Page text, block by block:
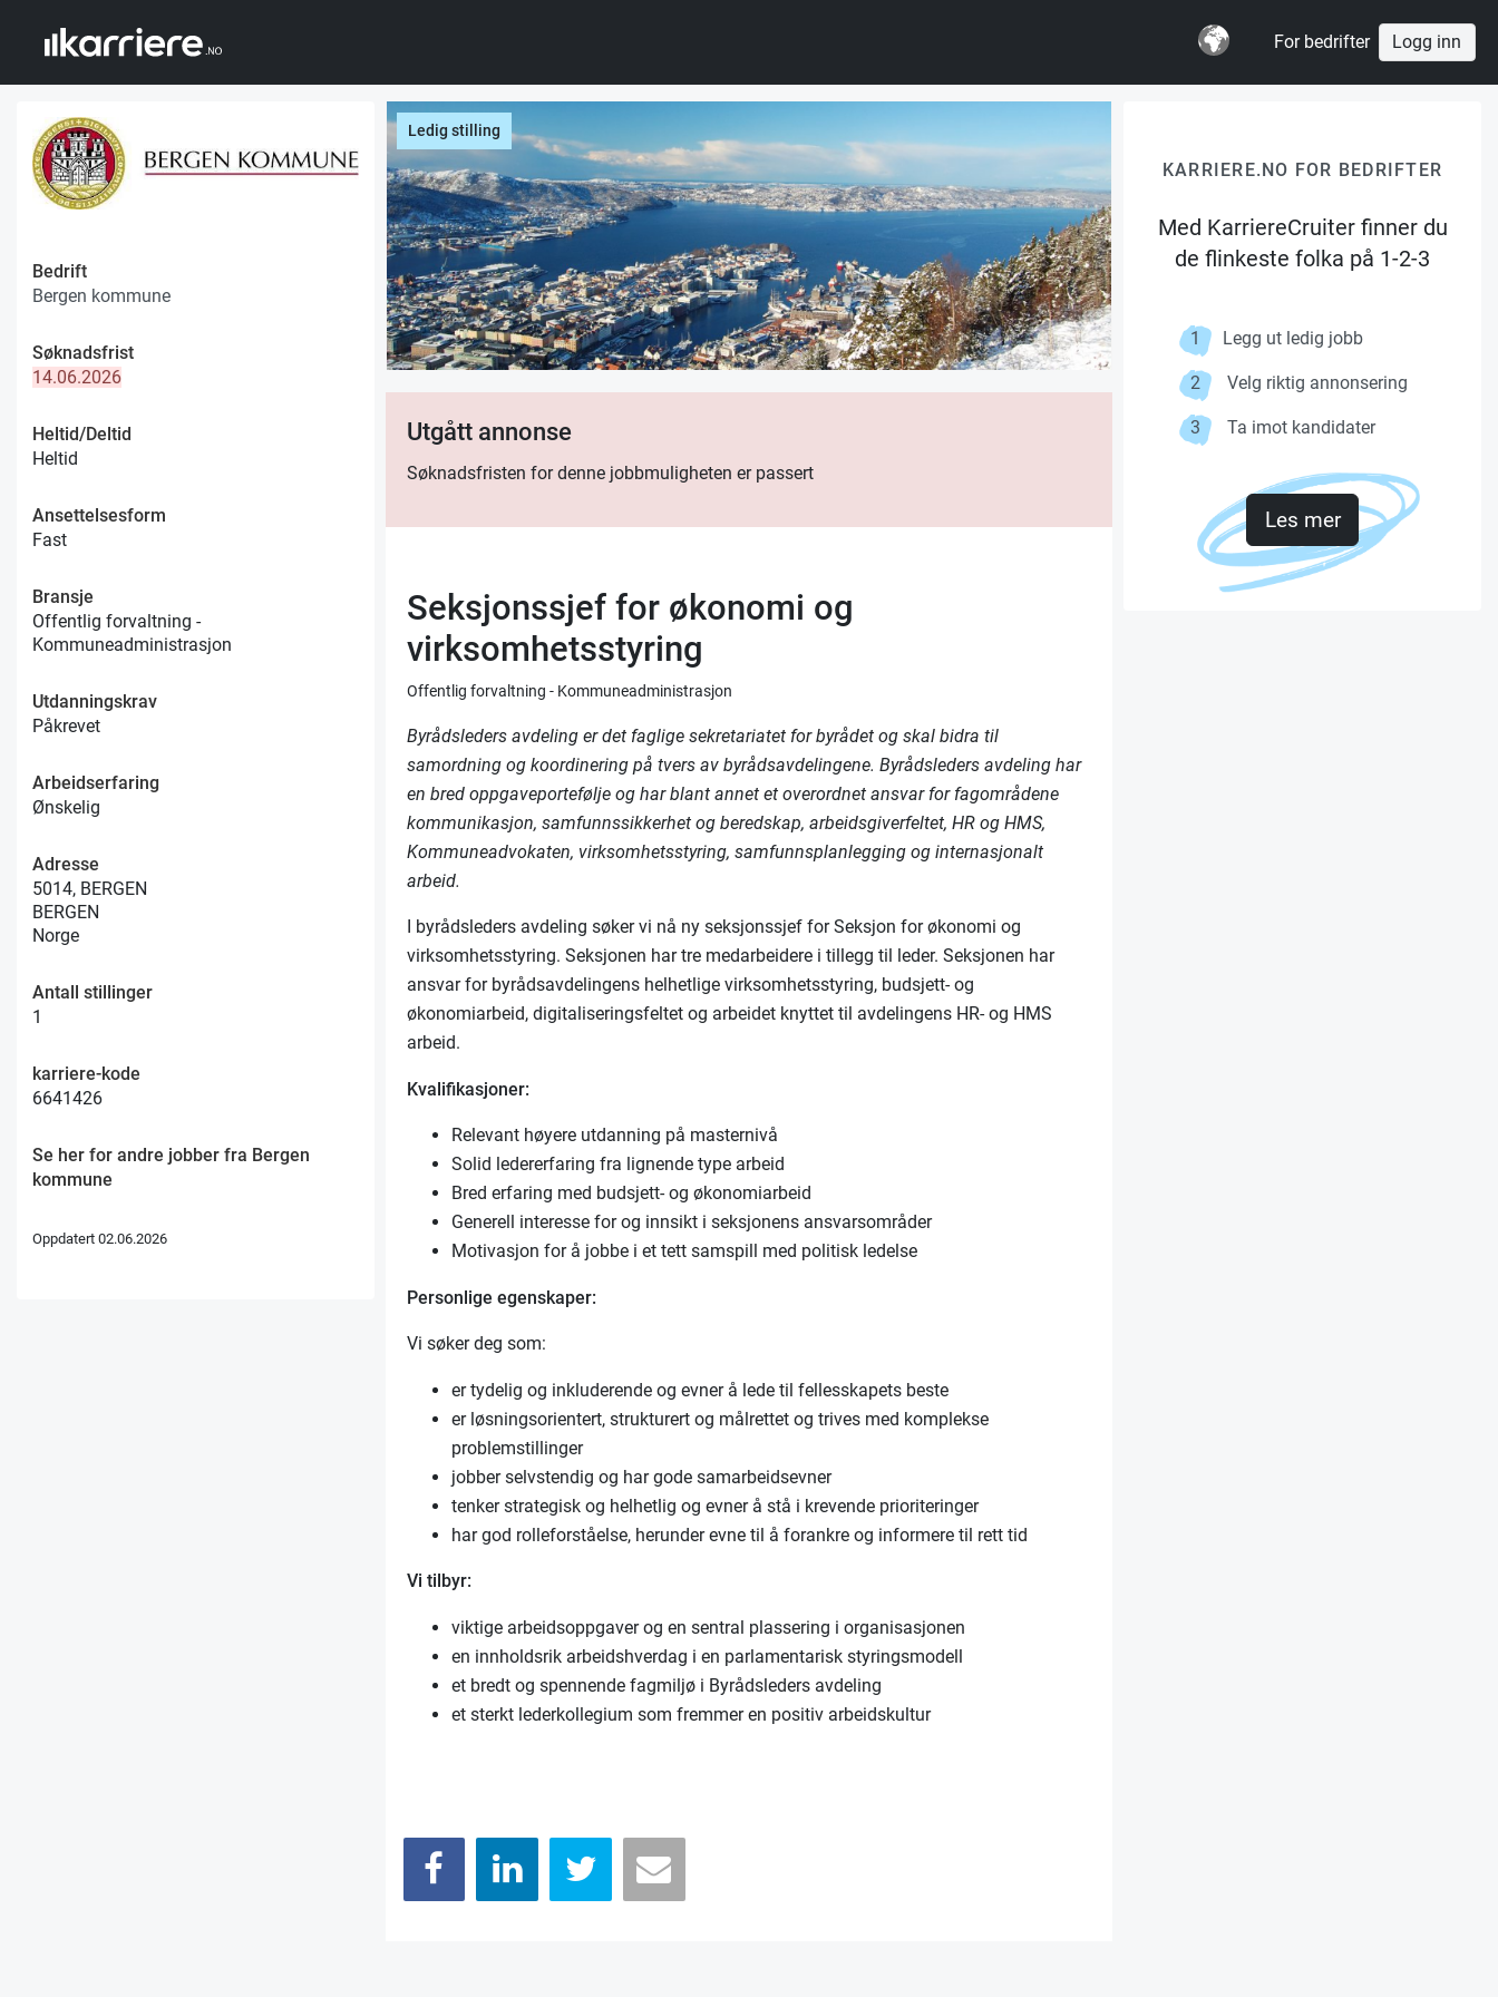
For bedrifter Logg inn
Bedrift
Bergen kommune
Søknadsfrist
14.06.2026
Heltid/Deltid
Heltid
Ansettelsesform
Fast
Bransje
Offentlig forvaltning -
Kommuneadministrasjon
Utdanningskrav
Påkrevet
Arbeidserfaring
Ønskelig
Adresse
5014, BERGEN
BERGEN
Norge
Antall stillinger
1
karriere-kode
6641426
Se her for andre jobber fra Bergen
kommune
Oppdatert 02.06.2026
Ledig stilling
Utgått annonse
Søknadsfristen for denne jobbmuligheten er passert
Seksjonssjef for økonomi og
virksomhetsstyring
Offentlig forvaltning - Kommuneadministrasjon
Byrådsleders avdeling er det faglige sekretariatet for byrådet og skal bidra til
samordning og koordinering på tvers av byrådsavdelingene. Byrådsleders avdeling har
en bred oppgaveportefølje og har blant annet et overordnet ansvar for fagområdene
kommunikasjon, samfunnssikkerhet og beredskap, arbeidsgiverfeltet, HR og HMS,
Kommuneadvokaten, virksomhetsstyring, samfunnsplanlegging og internasjonalt
arbeid.
I byrådsleders avdeling søker vi nå ny seksjonssjef for Seksjon for økonomi og
virksomhetsstyring. Seksjonen har tre medarbeidere i tillegg til leder. Seksjonen har
ansvar for byrådsavdelingens helhetlige virksomhetsstyring, budsjett- og
økonomiarbeid, digitaliseringsfeltet og arbeidet knyttet til avdelingens HR- og HMS
arbeid.
Kvalifikasjoner:
Relevant høyere utdanning på masternivå
Solid ledererfaring fra lignende type arbeid
Bred erfaring med budsjett- og økonomiarbeid
Generell interesse for og innsikt i seksjonens ansvarsområder
Motivasjon for å jobbe i et tett samspill med politisk ledelse
Personlige egenskaper:
Vi søker deg som:
er tydelig og inkluderende og evner å lede til fellesskapets beste
er løsningsorientert, strukturert og målrettet og trives med komplekse
problemstillinger
jobber selvstendig og har gode samarbeidsevner
tenker strategisk og helhetlig og evner å stå i krevende prioriteringer
har god rolleforståelse, herunder evne til å forankre og informere til rett tid
Vi tilbyr:
viktige arbeidsoppgaver og en sentral plassering i organisasjonen
en innholdsrik arbeidshverdag i en parlamentarisk styringsmodell
et bredt og spennende fagmiljø i Byrådsleders avdeling
et sterkt lederkollegium som fremmer en positiv arbeidskultur
KARRIERE.NO FOR BEDRIFTER
Med KarriereCruiter finner du
de flinkeste folka på 1-2-3
1 Legg ut ledig jobb
2 Velg riktig annonsering
3 Ta imot kandidater
Les mer